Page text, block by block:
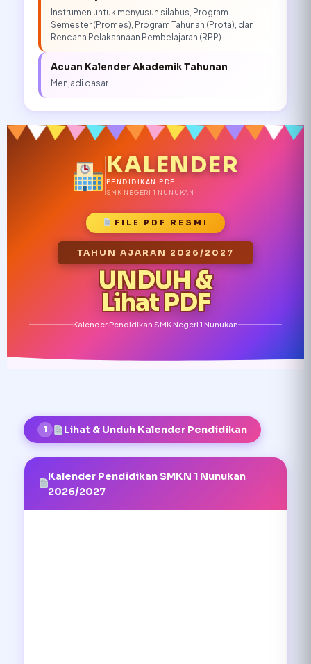
Instrumen untuk menyusun silabus, Program
Semester (Promes), Program Tahunan (Prota), dan
Rencana Pelaksanaan Pembelajaran (RPP).
Acuan Kalender Akademik Tahunan
Menjadi dasar
KALENDER
PENDIDIKAN PDF
SMK NEGERI 1 NUNUKAN
FILE PDF RESMI
TAHUN AJARAN 2026/2027
UNDUH &
Lihat PDF
Kalender Pendidikan SMK Negeri 1 Nunukan
1 Lihat & Unduh Kalender Pendidikan
Kalender Pendidikan SMKN 1 Nunukan
2026/2027